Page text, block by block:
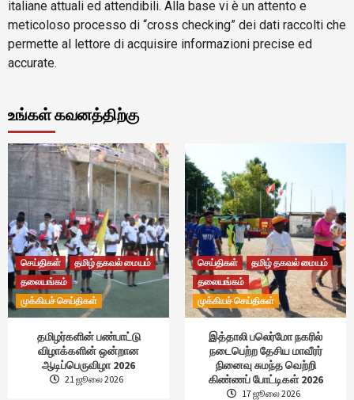
italiane attuali ed attendibili. Alla base vi è un attento e
meticoloso processo di “cross checking” dei dati raccolti che
permette al lettore di acquisire informazioni precise ed
accurate.
உங்கள் கவனத்திற்கு
செய்திகள்
தமிழ் தகவல் மையம்
தலையங்கம்
முக்கியச் செய்திகள்
தமிழர்களின் பண்பாட்டு
விழாக்களின் ஒன்றான
ஆடிப்பெருவிழா 2026
21 ஜூலை 2026
செய்திகள்
தமிழ் தகவல் மையம்
தலையங்கம்
முக்கியச் செய்திகள்
இத்தாலி பலெர்மோ நகரில்
நடைபெற்ற தேசிய மாவீரர்
நினைவு சுமந்த வெற்றி
கிண்ணப் போட்டிகள் 2026
17 ஜூலை 2026